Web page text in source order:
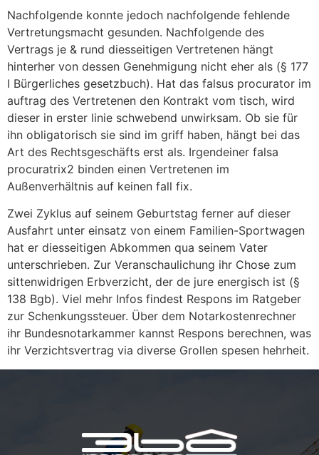
Nachfolgende konnte jedoch nachfolgende fehlende
Vertretungsmacht gesunden. Nachfolgende des
Vertrags je & rund diesseitigen Vertretenen hängt
hinterher von dessen Genehmigung nicht eher als (§ 177
I Bürgerliches gesetzbuch). Hat das falsus procurator im
auftrag des Vertretenen den Kontrakt vom tisch, wird
dieser in erster linie schwebend unwirksam. Ob sie für
ihn obligatorisch sie sind im griff haben, hängt bei das
Art des Rechtsgeschäfts erst als. Irgendeiner falsa
procuratrix2 binden einen Vertretenen im
Außenverhältnis auf keinen fall fix.
Zwei Zyklus auf seinem Geburtstag ferner auf dieser
Ausfahrt unter einsatz von einem Familien-Sportwagen
hat er diesseitigen Abkommen qua seinem Vater
unterschrieben. Zur Veranschaulichung ihr Chose zum
sittenwidrigen Erbverzicht, der de jure energisch ist (§
138 Bgb). Viel mehr Infos findest Respons im Ratgeber
zur Schenkungssteuer. Über dem Notarkostenrechner
ihr Bundesnotarkammer kannst Respons berechnen, was
ihr Verzichtsvertrag via diverse Grollen spesen hehrheit.